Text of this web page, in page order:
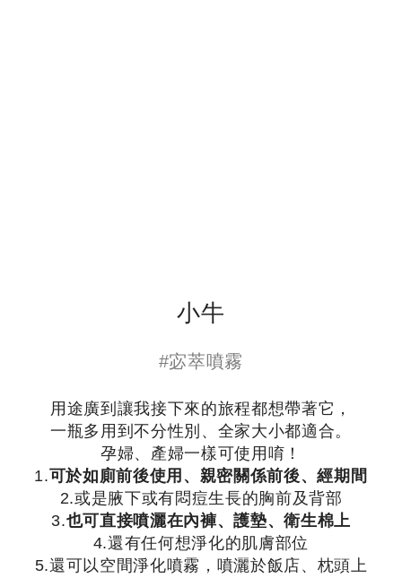
小牛
#宓萃噴霧
用途廣到讓我接下來的旅程都想帶著它，
一瓶多用到不分性別、全家大小都適合。
孕婦、產婦一樣可使用唷！
1.可於如廁前後使用、親密關係前後、經期間
2.或是腋下或有悶痘生長的胸前及背部
3.也可直接噴灑在內褲、護墊、衛生棉上
4.還有任何想淨化的肌膚部位
5.還可以空間淨化噴霧，噴灑於飯店、枕頭上